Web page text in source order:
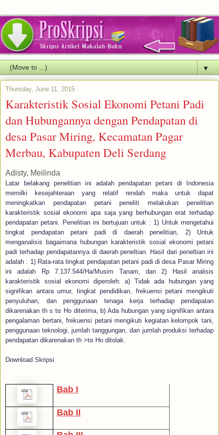
▼
Thursday, June 11, 2015
Karakteristik Sosial Ekonomi Petani Padi
dan Hubungannya dengan Pendapatan di
desa Pasar Miring, Kecamatan Pagar
Merbau, Kabupaten Deli Serdang
Adisty, Meilinda
Latar belakang penelitian ini adalah pendapatan petani di Indonesia
memilki kesejahteraan yang relatif rendah maka untuk dapat
meningkatkan pendapatan petani peneliti melakukan penelitian
karakteristik sosial ekonomi apa saja yang berhubungan erat terhadap
pendapatan petani. Penelitian ini bertujuan untuk : 1) Untuk mengetahui
tingkat pendapatan petani padi di daerah penelitian, 2) Untuk
menganalisis bagaimana hubungan karakteristik sosial ekonomi petani
padi terhadap pendapatannya di daerah peneltian. Hasil dari peneltian ini
adalah : 1) Rata-rata tingkat pendapatan petani padi di desa Pasar Miring
ini adalah Rp 7.137.544/Ha/Musim Tanam, dan 2) Hasil analisis
karakteristik sosial ekonomi diperoleh: a) Tidak ada hubungan yang
signifikan antara umur, tingkat pendidikan, frekuensi petani mengikuti
penyuluhan, dan penggunaan tenaga kerja terhadap pendapatan
dikarenakan th ≤ tα Ho diterima, b) Ada hubungan yang signifikan antara
pengalaman bertani, frekuensi petani mengikuti kegiatan kelompok tani,
penggunaan teknologi, jumlah tanggungan, dan jumlah produksi terhadap
pendapatan dikarenakan th >tα Ho ditolak.
Download Skripsi
Bab I
Bab II